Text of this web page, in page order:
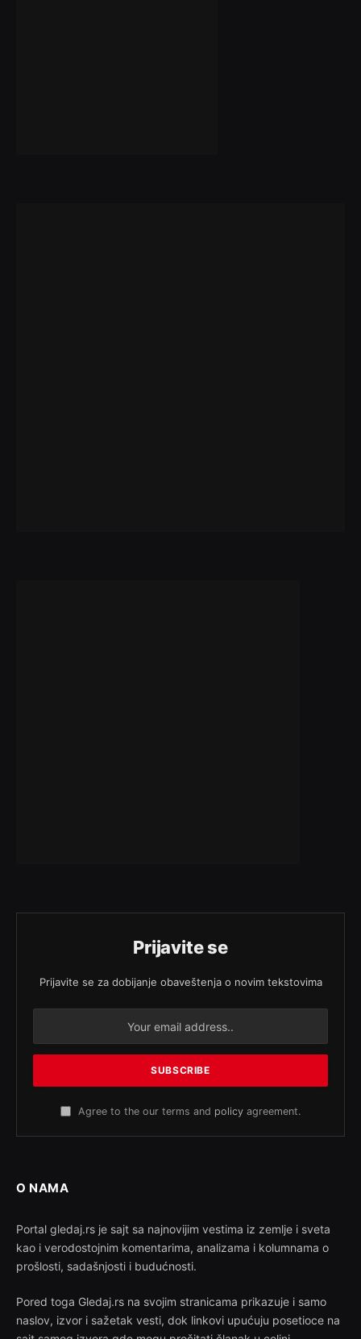
Prijavite se
Prijavite se za dobijanje obaveštenja o novim tekstovima
Agree to the our terms and policy agreement.
O NAMA
Portal gledaj.rs je sajt sa najnovijim vestima iz zemlje i sveta
kao i verodostojnim komentarima, analizama i kolumnama o
prošlosti, sadašnjosti i budućnosti.
Pored toga Gledaj.rs na svojim stranicama prikazuje i samo
naslov, izvor i sažetak vesti, dok linkovi upućuju posetioce na